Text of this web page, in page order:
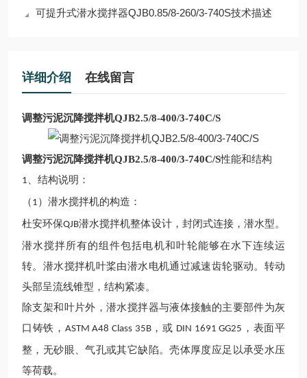
可提升式潜水搅拌器QJB0.85/8-260/3-740S技术描述
详细介绍 在线留言
调整污泥沉降搅拌机QJB2.5/8-400/3-740C/S
调整污泥沉降搅拌机QJB2.5/8-400/3-740C/S性能和结构
1 、结构说明：
（ 1 ） 潜水搅拌机的构造 ：
杜安环保QJB潜水搅拌机整体设计，封闭式连接，潜水型。
潜水搅拌所有的组件包括电机和叶轮能够在水下连续运
转。 潜水搅拌机叶桨由潜水电机通过减速齿轮驱动。转动
头部呈流线锥型，结构紧凑。
除支架和叶片外， 潜水搅拌器与液体接触的主要部件为灰
口铸铁， ASTM A48 Class 35B，或 DIN 1691 GG25 ，表面平
整，无砂眼、气孔或其它缺陷。壳体厚度应足以承受水压
等荷载。